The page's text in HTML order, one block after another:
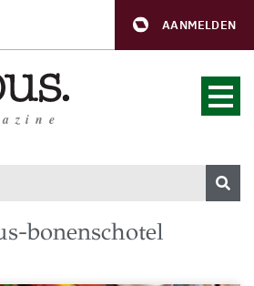
AANMELDEN
bonenschotel